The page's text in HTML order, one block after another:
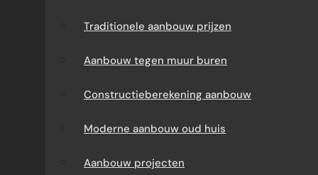
prijzen
Traditionele aanbouw
prijzen
Aanbouw tegen muur
buren
Prefab dakkapel
laten maken
Dakkapel
Traditionele aanbouw prijzen
Aanbouw tegen muur buren
Constructieberekening aanbouw
Moderne aanbouw oud huis
Aanbouw projecten